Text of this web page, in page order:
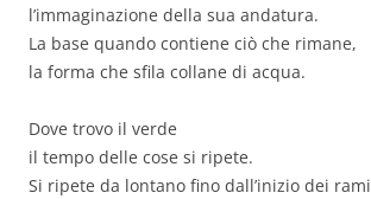
l’immaginazione della sua andatura.
La base quando contiene ciò che rimane,
la forma che sfila collane di acqua.
Dove trovo il verde
il tempo delle cose si ripete.
Si ripete da lontano fino dall’inizio dei rami